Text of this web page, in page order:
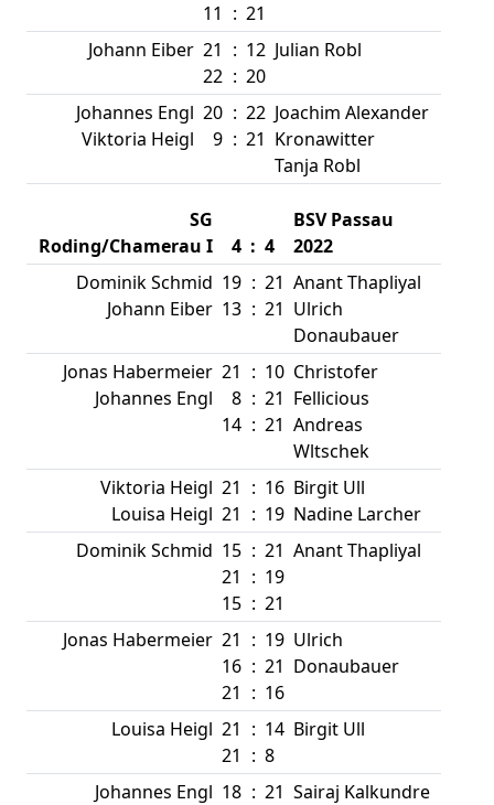
11 : 21
Johann Eiber 21
22
:
:
12
20
Julian Robl
Johannes Engl
Viktoria Heigl
20
9
:
:
22
21
Joachim Alexander
Kronawitter
Tanja Robl
SG
Roding/Chamerau I
4 : 4
BSV Passau
2022
Dominik Schmid
Johann Eiber
19
13
:
:
21
21
Anant Thapliyal
Ulrich
Donaubauer
Jonas Habermeier
Johannes Engl
21
8
14
:
:
:
10
21
21
Christofer
Fellicious
Andreas
Wltschek
Viktoria Heigl
Louisa Heigl
21
21
:
:
16
19
Birgit Ull
Nadine Larcher
Dominik Schmid 15
21
15
:
:
:
21
19
21
Anant Thapliyal
Jonas Habermeier 21
16
21
:
:
:
19
21
16
Ulrich
Donaubauer
Louisa Heigl 21
21
:
:
14
8
Birgit Ull
Johannes Engl 18 : 21 Sairaj Kalkundre